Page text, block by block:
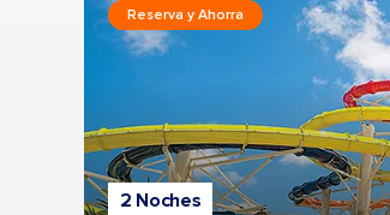
2 Noches
Reserva y Ahorra